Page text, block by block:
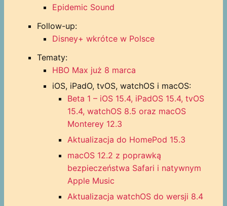
Epidemic Sound
Follow-up:
Disney+ wkrótce w Polsce
Tematy:
HBO Max już 8 marca
iOS, iPadO, tvOS, watchOS i macOS:
Beta 1 – iOS 15.4, iPadOS 15.4, tvOS
15.4, watchOS 8.5 oraz macOS
Monterey 12.3
Aktualizacja do HomePod 15.3
macOS 12.2 z poprawką
bezpieczeństwa Safari i natywnym
Apple Music
Aktualizacja watchOS do wersji 8.4